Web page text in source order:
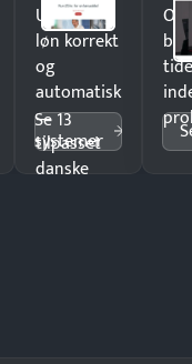
Udbetal
løn korrekt
og
automatisk
—
tilpasset
danske
Se 13
systemer